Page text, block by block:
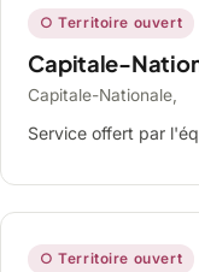
○ Territoire ouvert
Capitale-
Capitale-Nationale,
Service offert par
○ Territoire ouvert